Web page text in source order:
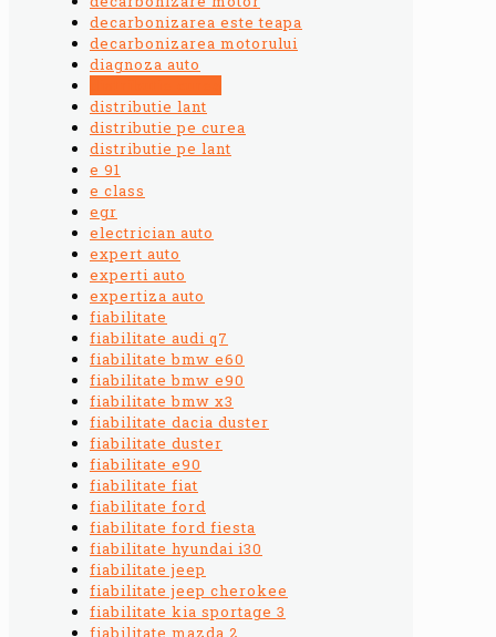
decarbonizarea este teapa
decarbonizarea motorului
diagnoza auto
distributie lant
distributie pe curea
distributie pe lant
e 91
e class
egr
electrician auto
expert auto
experti auto
expertiza auto
fiabilitate
fiabilitate audi q7
fiabilitate bmw e60
fiabilitate bmw e90
fiabilitate bmw x3
fiabilitate dacia duster
fiabilitate duster
fiabilitate e90
fiabilitate fiat
fiabilitate ford
fiabilitate ford fiesta
fiabilitate hyundai i30
fiabilitate jeep
fiabilitate jeep cherokee
fiabilitate kia sportage 3
fiabilitate mazda 2